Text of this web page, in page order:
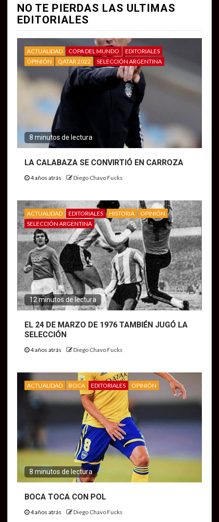
NO TE PIERDAS LAS ULTIMAS
EDITORIALES
ACTUALIDAD COPA DEL MUNDO
EDITORIALES
OPINIÓN
QATAR 2022 SELECCIÓN ARGENTINA
8 minutos de lectura
LA CALABAZA SE CONVIRTIÓ EN CARROZA
4 años atrás Diego Chavo Fucks
ACTUALIDAD EDITORIALES HISTORIA
OPINIÓN
SELECCIÓN ARGENTINA
12 minutos de lectura
EL 24 DE MARZO DE 1976 TAMBIÉN JUGÓ LA
SELECCIÓN
4 años atrás Diego Chavo Fucks
ACTUALIDAD BOCA EDITORIALES OPINIÓN
8 minutos de lectura
BOCA TOCA CON POL
4 años atrás Diego Chavo Fucks